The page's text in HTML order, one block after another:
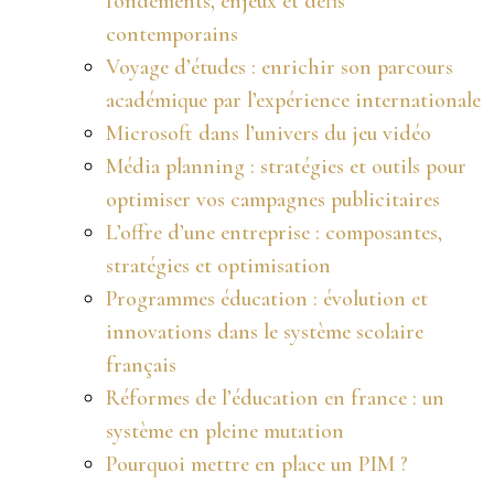
contemporains
Voyage d’études : enrichir son parcours
académique par l’expérience internationale
Microsoft dans l’univers du jeu vidéo
Média planning : stratégies et outils pour
optimiser vos campagnes publicitaires
L’offre d’une entreprise : composantes,
stratégies et optimisation
Programmes éducation : évolution et
innovations dans le système scolaire
français
Réformes de l’éducation en france : un
système en pleine mutation
Pourquoi mettre en place un PIM ?